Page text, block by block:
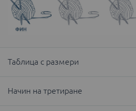
Таблица с размери
Начин на третиране